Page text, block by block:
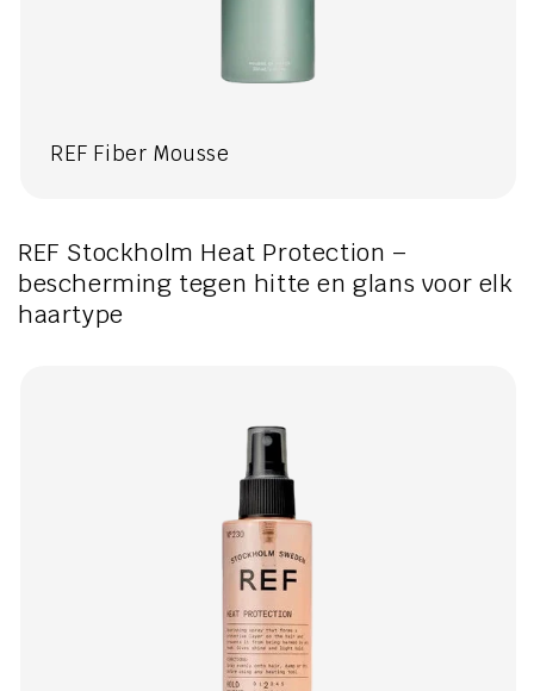
REF Fiber Mousse
REF Stockholm Heat Protection –
bescherming tegen hitte en glans voor elk
haartype